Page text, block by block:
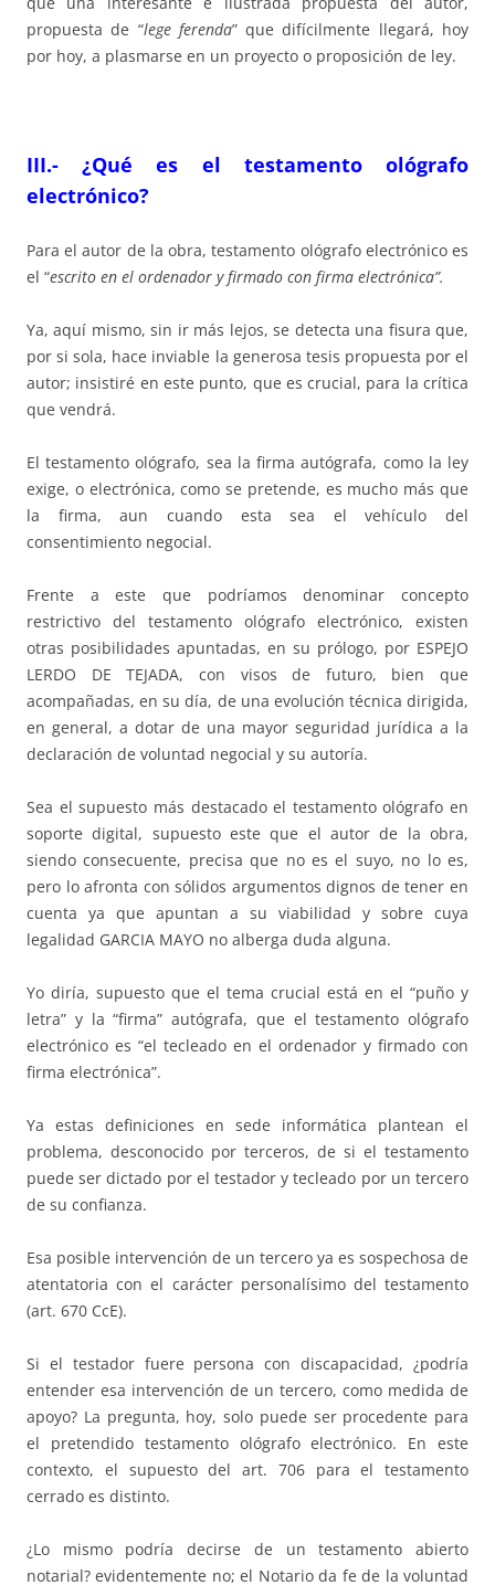
propuesta de “lege ferenda” que difícilmente llegará, hoy
por hoy, a plasmarse en un proyecto o proposición de ley.
III.- ¿Qué es el testamento ológrafo
electrónico?
Para el autor de la obra, testamento ológrafo electrónico es
el “escrito en el ordenador y firmado con firma electrónica”.
Ya, aquí mismo, sin ir más lejos, se detecta una fisura que,
por si sola, hace inviable la generosa tesis propuesta por el
autor; insistiré en este punto, que es crucial, para la crítica
que vendrá.
El testamento ológrafo, sea la firma autógrafa, como la ley
exige, o electrónica, como se pretende, es mucho más que
la firma, aun cuando esta sea el vehículo del
consentimiento negocial.
Frente a este que podríamos denominar concepto
restrictivo del testamento ológrafo electrónico, existen
otras posibilidades apuntadas, en su prólogo, por ESPEJO
LERDO DE TEJADA, con visos de futuro, bien que
acompañadas, en su día, de una evolución técnica dirigida,
en general, a dotar de una mayor seguridad jurídica a la
declaración de voluntad negocial y su autoría.
Sea el supuesto más destacado el testamento ológrafo en
soporte digital, supuesto este que el autor de la obra,
siendo consecuente, precisa que no es el suyo, no lo es,
pero lo afronta con sólidos argumentos dignos de tener en
cuenta ya que apuntan a su viabilidad y sobre cuya
legalidad GARCIA MAYO no alberga duda alguna.
Yo diría, supuesto que el tema crucial está en el “puño y
letra” y la “firma” autógrafa, que el testamento ológrafo
electrónico es “el tecleado en el ordenador y firmado con
firma electrónica”.
Ya estas definiciones en sede informática plantean el
problema, desconocido por terceros, de si el testamento
puede ser dictado por el testador y tecleado por un tercero
de su confianza.
Esa posible intervención de un tercero ya es sospechosa de
atentatoria con el carácter personalísimo del testamento
(art. 670 CcE).
Si el testador fuere persona con discapacidad, ¿podría
entender esa intervención de un tercero, como medida de
apoyo? La pregunta, hoy, solo puede ser procedente para
el pretendido testamento ológrafo electrónico. En este
contexto, el supuesto del art. 706 para el testamento
cerrado es distinto.
¿Lo mismo podría decirse de un testamento abierto
notarial? evidentemente no; el Notario da fe de la voluntad